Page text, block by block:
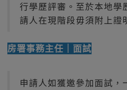
行學歷評審。至於本地學
請人在現階段毋須附上證
房署事務主任｜面試
申請人如獲邀參加面試，